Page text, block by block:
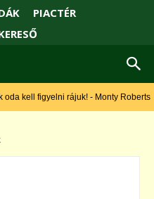
PIACTÉR
kell figyelni rájuk! - Monty Roberts